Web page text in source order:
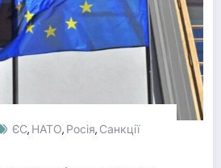
ЄС, НАТО, Росія, Санкції